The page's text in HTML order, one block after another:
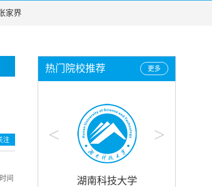
家界
注
间
更多
热门院校推荐
< >
大学 湖南农业大学